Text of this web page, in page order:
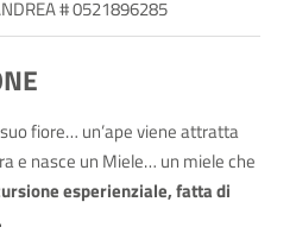
# 0521896285
fiore… un’ape viene attratta
e nasce un Miele… un miele che
esperienziale, fatta di